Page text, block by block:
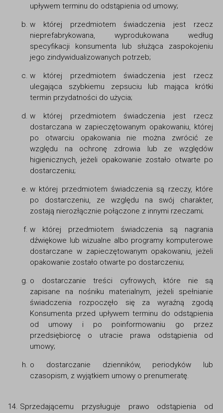
upływem terminu do odstąpienia od umowy;
w której przedmiotem świadczenia jest rzecz
nieprefabrykowana, wyprodukowana według
specyfikacji konsumenta lub służąca zaspokojeniu
jego zindywidualizowanych potrzeb;
w której przedmiotem świadczenia jest rzecz
ulegająca szybkiemu zepsuciu lub mająca krótki
termin przydatności do użycia;
w której przedmiotem świadczenia jest rzecz
dostarczana w zapieczętowanym opakowaniu, której
po otwarciu opakowania nie można zwrócić ze
względu na ochronę zdrowia lub ze względów
higienicznych, jeżeli opakowanie zostało otwarte po
dostarczeniu;
w której przedmiotem świadczenia są rzeczy, które
po dostarczeniu, ze względu na swój charakter,
zostają nierozłącznie połączone z innymi rzeczami;
w której przedmiotem świadczenia są nagrania
dźwiękowe lub wizualne albo programy komputerowe
dostarczane w zapieczętowanym opakowaniu, jeżeli
opakowanie zostało otwarte po dostarczeniu;
o dostarczanie treści cyfrowych, które nie są
zapisane na nośniku materialnym, jeżeli spełnianie
świadczenia rozpoczęło się za wyraźną zgodą
Konsumenta przed upływem terminu do odstąpienia
od umowy i po poinformowaniu go przez
przedsiębiorcę o utracie prawa odstąpienia od
umowy;
o dostarczanie dzienników, periodyków lub
czasopism, z wyjątkiem umowy o prenumeratę.
Sprzedającemu przysługuje prawo odstąpienia od